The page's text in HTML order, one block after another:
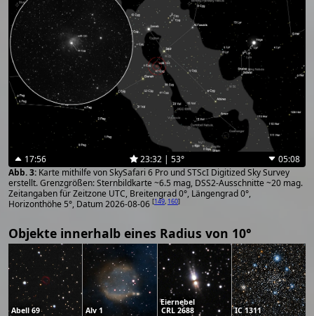
17:56 23:32 | 53°
05:08
Karte mithilfe von SkySafari 6 Pro und STScI Digitized Sky Survey
erstellt. Grenzgrößen: Sternbildkarte ~6.5 mag, DSS2-Ausschnitte ~20 mag.
Zeitangaben für Zeitzone UTC, Breitengrad 0°, Längengrad 0°,
Horizonthöhe 5°, Datum 2026-08-06 [149, 160]
Objekte innerhalb eines Radius von 10°
Abell 69 Alv 1
Eiernebel
CRL 2688
IC 1311